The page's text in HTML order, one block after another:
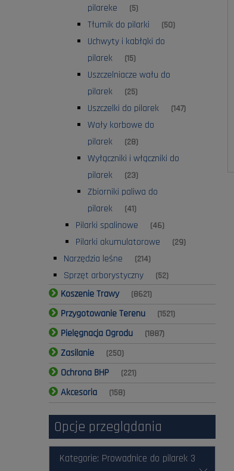
pilareke
(5)
Tłumik do pilarki (50)
Uchwyty i kabłąki do
pilarek
(15)
Uszczelniacze wału do
pilarek
(25)
Uszczelki do pilarek (147)
Wały korbowe do
pilarek
(28)
Wyłączniki i włączniki do
pilarek
(23)
Zbiorniki paliwa do
pilarek
(41)
Pilarki spalinowe (46)
Pilarki akumulatorowe (29)
Narzędzia leśne (214)
Sprzęt arborystyczny (52)
Koszenie Trawy (8621)
Przygotowanie Terenu (1521)
Pielęgnacja Ogrodu (1887)
Zasilanie (250)
Ochrona BHP (221)
Akcesoria (158)
Opcje przeglądania
Kategorie: Prowadnice do pilarek 3